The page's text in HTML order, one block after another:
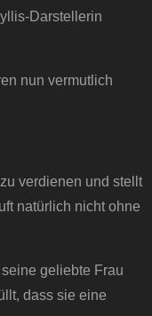
Darstellerin
nun vermutlich
verdienen und stellt
natürlich nicht ohne
geliebte Frau
dass sie eine